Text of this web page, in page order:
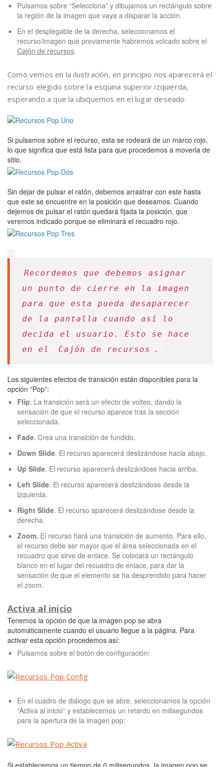
Pulsamos sobre “Selecciona” y dibujamos un rectángulo sobre
la región de la imagen que vaya a disparar la acción.
En el desplegable de la derecha, seleccionamos el
recurso/imagen que previamente habremos volcado sobre el
Cajón de recursos.
Como vemos en la ilustración, en principio nos aparecerá el
recurso elegido sobre la esquina superior izquierda,
esperando a que la ubiquemos en el lugar deseado
Si pulsamos sobre el recurso, esta se rodeará de un marco rojo,
lo que significa que está lista para que procedemos a moverla de
sitio.
Sin dejar de pulsar el ratón, debemos arrastrar con este hasta
que este se encuentre en la posición que deseamos. Cuando
dejemos de pulsar el ratón quedará fijada la posición, que
veremos indicado porque se eliminará el recuadro rojo.
Recordemos que debemos asignar
un punto de cierre en la imagen
para que esta pueda desaparecer
de la pantalla cuando así lo
decida el usuario. Esto se hace
en el
Cajón de recursos .
Los siguientes efectos de transición están disponibles para la
opción “Pop”:
Flip. La transición será un efecto de volteo, dando la
sensación de que el recurso aparece tras la sección
seleccionada.
Fade. Crea una transición de fundido.
Down Slide. El recurso aparecerá deslizándose hacia abajo.
Up Slide. El recurso aparecerá deslizándose hacia arriba.
Left Slide. El recurso aparecerá deslizándose desde la
izquierda.
Right Slide. El recurso aparecerá deslizándose desde la
derecha.
Zoom. El recurso hará una transición de aumento. Para ello,
el recurso debe ser mayor que el área seleccionada en el
recuadro que sirve de enlace. Se colocará un rectángulo
blanco en el lugar del recuadro de enlace, para dar la
sensación de que el elemento se ha desprendido para hacer
el zoom.
Activa al inicio
Tenemos la opción de que la imagen pop se abra
automáticamente cuando el usuario llegue a la página. Para
activar esta opción procedemos así:
Pulsamos sobre el botón de configuración:
En el cuadro de diálogo que se abre, seleccionamos la opción
“Activa al inicio” y establecemos un retardo en milisegundos
para la apertura de la imagen pop:
Si establecemos un tiempo de 0 milisegundos, la imagen pop se